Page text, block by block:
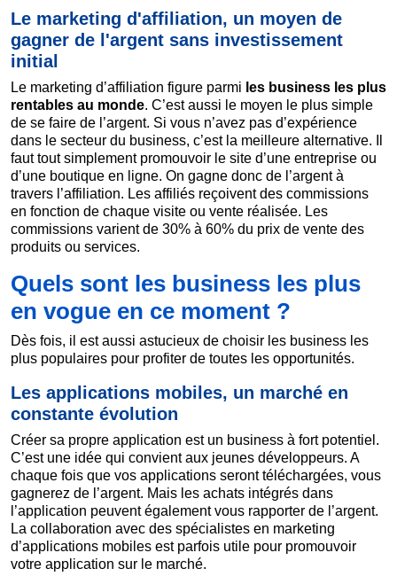
Le marketing d'affiliation, un moyen de
gagner de l'argent sans investissement
initial
Le marketing d’affiliation figure parmi les business les plus
rentables au monde. C’est aussi le moyen le plus simple
de se faire de l’argent. Si vous n’avez pas d’expérience
dans le secteur du business, c’est la meilleure alternative. Il
faut tout simplement promouvoir le site d’une entreprise ou
d’une boutique en ligne. On gagne donc de l’argent à
travers l’affiliation. Les affiliés reçoivent des commissions
en fonction de chaque visite ou vente réalisée. Les
commissions varient de 30% à 60% du prix de vente des
produits ou services.
Quels sont les business les plus
en vogue en ce moment ?
Dès fois, il est aussi astucieux de choisir les business les
plus populaires pour profiter de toutes les opportunités.
Les applications mobiles, un marché en
constante évolution
Créer sa propre application est un business à fort potentiel.
C’est une idée qui convient aux jeunes développeurs. A
chaque fois que vos applications seront téléchargées, vous
gagnerez de l’argent. Mais les achats intégrés dans
l’application peuvent également vous rapporter de l’argent.
La collaboration avec des spécialistes en marketing
d’applications mobiles est parfois utile pour promouvoir
votre application sur le marché.